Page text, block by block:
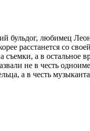
бульдог, любимец
расстанется со
съемки, а в остальное
не в честь
а в честь